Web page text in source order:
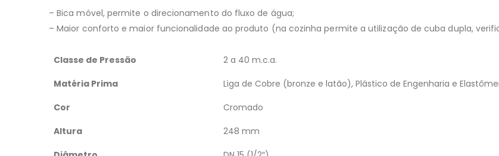
– Bica móvel, permite o direcionamento do fluxo de água;
– Maior conforto e maior funcionalidade ao produto (na cozinha permite a utilização de cuba dupla,
Classe de Pressão
2 a 40 m.c.a.
Matéria Prima
Liga de Cobre (bronze e latão), Plástico de Engenharia e
Cor
Cromado
Altura
248 mm